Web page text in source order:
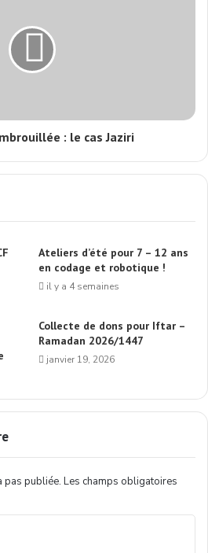
: le cas Jaziri
Ateliers d’été pour 7 – 12 ans
en codage et robotique !
il y a 4 semaines
Collecte de dons pour Iftar –
Ramadan 2026/1447
janvier 19, 2026
pas publiée. Les champs obligatoires